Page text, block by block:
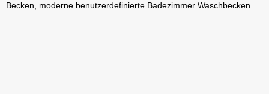
Becken, moderne benutzerdefinierte Badezimmer Waschbecken